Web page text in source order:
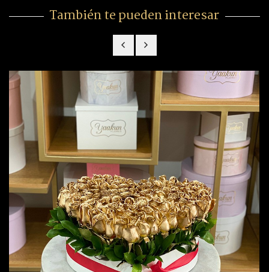
También te pueden interesar